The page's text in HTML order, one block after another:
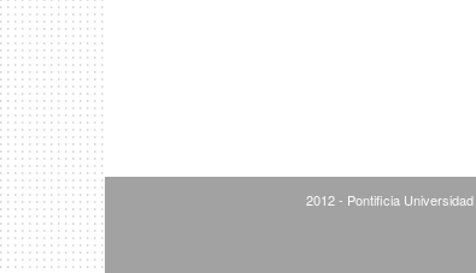
2012 - Pontificia Universidad